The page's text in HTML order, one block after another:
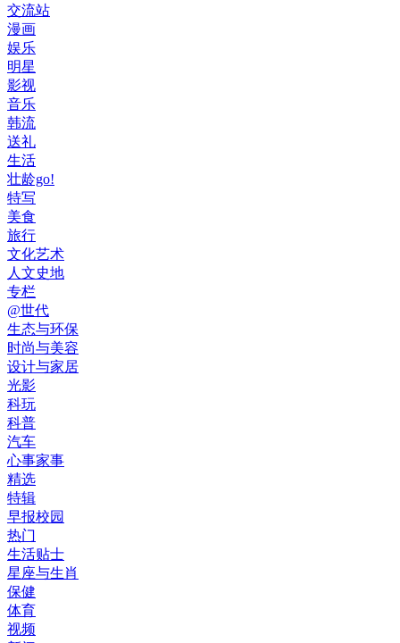
交流站
漫画
娱乐
明星
影视
音乐
韩流
送礼
生活
壮龄go!
特写
美食
旅行
文化艺术
人文史地
专栏
@世代
生态与环保
时尚与美容
设计与家居
光影
科玩
科普
汽车
心事家事
精选
特辑
早报校园
热门
生活贴士
星座与生肖
保健
体育
视频